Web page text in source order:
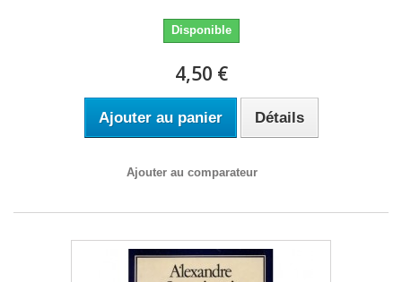
Disponible
4,50 €
Ajouter au panier Détails
Ajouter au comparateur